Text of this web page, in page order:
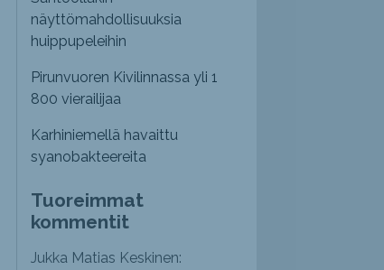
näyttömahdollisuuksia
huippupeleihin
Pirunvuoren Kivilinnassa yli 1
800 vierailijaa
Karhiniemellä havaittu
syanobakteereita
Tuoreimmat
kommentit
Jukka Matias Keskinen: